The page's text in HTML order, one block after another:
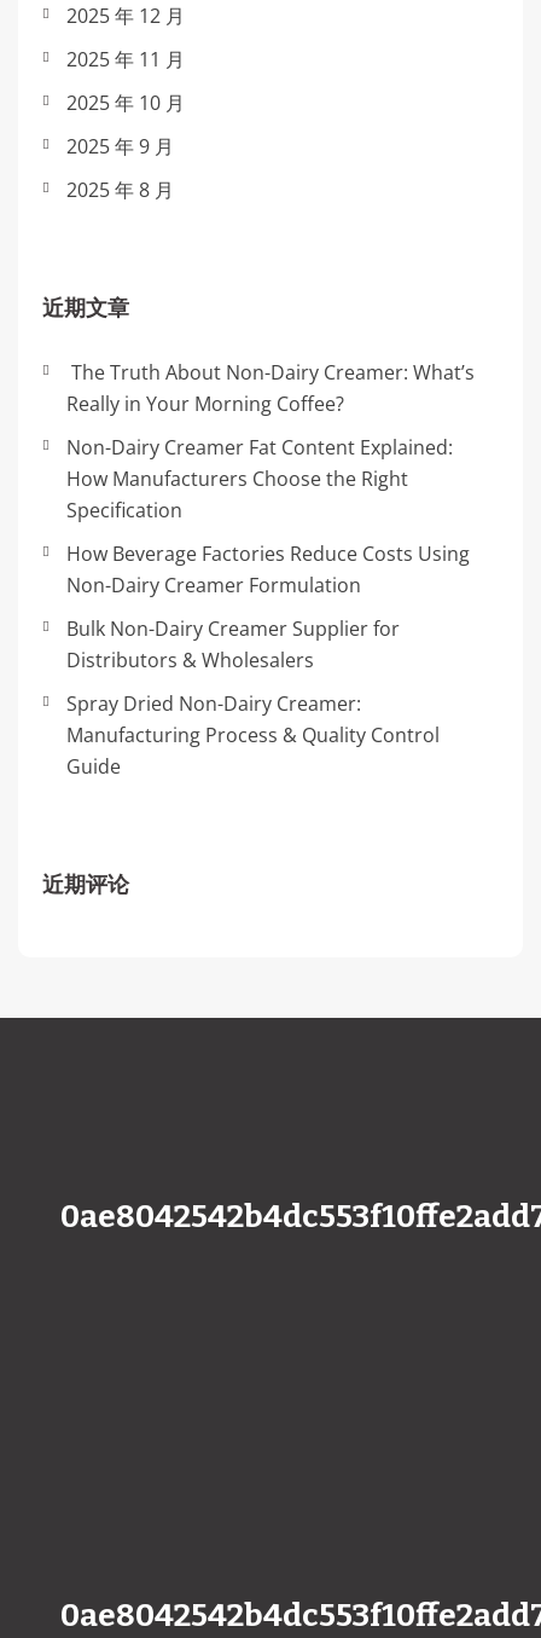
2025 年 12 月
2025 年 11 月
2025 年 10 月
2025 年 9 月
2025 年 8 月
近期文章
The Truth About Non-Dairy Creamer: What’s
Really in Your Morning Coffee?
Non-Dairy Creamer Fat Content Explained:
How Manufacturers Choose the Right
Specification
How Beverage Factories Reduce Costs Using
Non-Dairy Creamer Formulation
Bulk Non-Dairy Creamer Supplier for
Distributors & Wholesalers
Spray Dried Non-Dairy Creamer:
Manufacturing Process & Quality Control
Guide
近期评论